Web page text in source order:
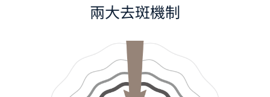
兩大去斑機制